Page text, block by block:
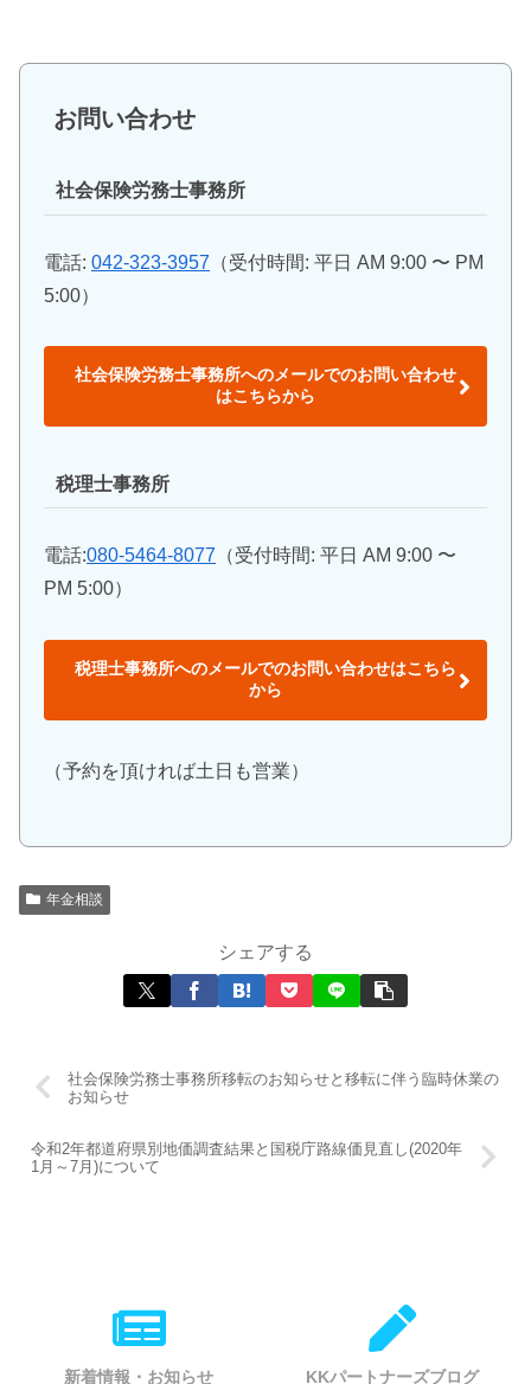
お問い合わせ
社会保険労務士事務所
電話: 042-323-3957 （受付時間: 平日 AM 9:00 〜 PM
5:00）
社会保険労務士事務所へのメールでのお問い合わせ
はこちらから
税理士事務所
電話:080-5464-8077 （受付時間: 平日 AM 9:00 〜
PM 5:00）
税理士事務所へのメールでのお問い合わせはこちら
から
（予約を頂ければ土日も営業）
年金相談
シェアする
社会保険労務士事務所移転のお知らせと移転に伴う臨時休業の
お知らせ
令和2年都道府県別地価調査結果と国税庁路線価見直し(2020年
1月～7月)について
新着情報・お知らせ KKパートナーズブログ